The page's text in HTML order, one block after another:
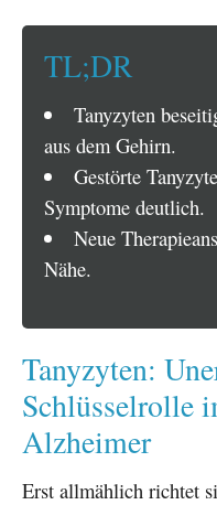
TL;DR
Tanyzyten
aus dem Gehirn.
Gestörte
Symptome deutlich.
Neue
Nähe.
Tanyzyten:
Schlüsselrolle
Alzheimer
Erst allmählich richtet